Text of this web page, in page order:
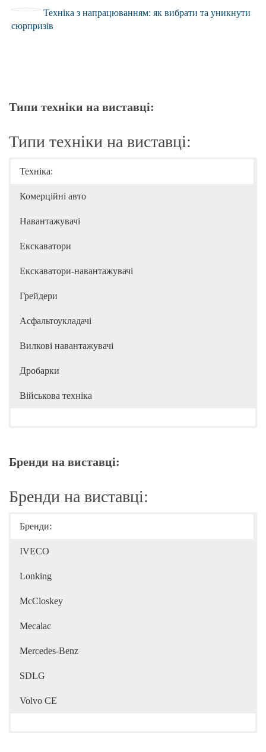
Техніка з напрацюванням: як вибрати та уникнути
сюрпризів
Типи техніки на виставці:
Типи техніки на виставці:
Техніка:
Комерційні авто
Навантажувачі
Екскаватори
Екскаватори-навантажувачі
Грейдери
Асфальтоукладачі
Вилкові навантажувачі
Дробарки
Військова техніка
Бренди на виставці:
Бренди на виставці:
Бренди:
IVECO
Lonking
McCloskey
Mecalac
Mercedes-Benz
SDLG
Volvo CE